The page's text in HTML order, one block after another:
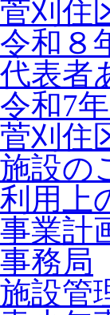
菅刈住
令和８
代表者
令和7
菅刈住
施設の
利用上
事業計
事務局
施設管